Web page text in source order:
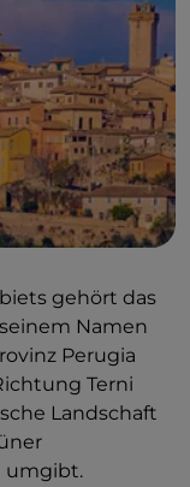
gehört das
Namen
Perugia
Terni
Landschaft
umgibt.